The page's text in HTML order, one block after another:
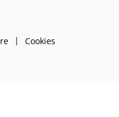
Cookies